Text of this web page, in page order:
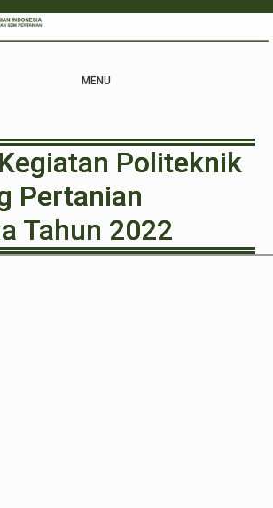
MENU
Politeknik
Pertanian
Tahun 2022